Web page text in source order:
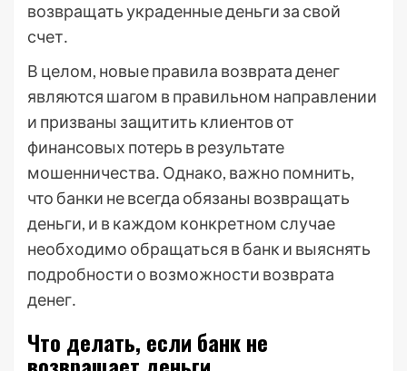
возвращать украденные деньги за свой
счет․
В целом, новые правила возврата денег
являются шагом в правильном направлении
и призваны защитить клиентов от
финансовых потерь в результате
мошенничества․ Однако, важно помнить,
что банки не всегда обязаны возвращать
деньги, и в каждом конкретном случае
необходимо обращаться в банк и выяснять
подробности о возможности возврата
денег․
Что делать, если банк не